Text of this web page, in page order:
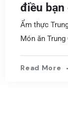
điều
Ẩm thực
Món ăn
Read More